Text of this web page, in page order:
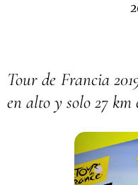
Tour de Francia
en alto y solo 27